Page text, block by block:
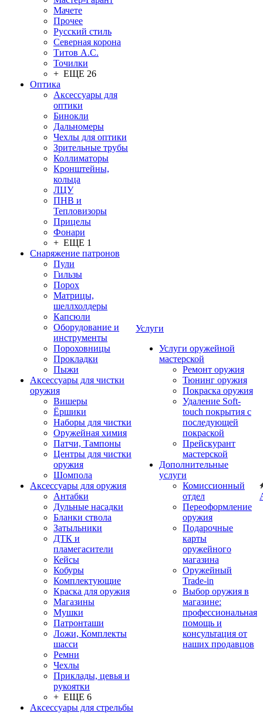
Мачете
Прочее
Русский стиль
Северная корона
Титов А.С.
Точилки
+ ЕЩЕ 26
Оптика
Аксессуары для
оптики
Бинокли
Дальномеры
Чехлы для оптики
Зрительные трубы
Коллиматоры
Кронштейны,
кольца
ЛЦУ
ПНВ и
Тепловизоры
Прицелы
Фонари
+ ЕЩЕ 1
Снаряжение патронов
Пули
Гильзы
Порох
Матрицы,
шеллхолдеры
Капсюли
Оборудование и
инструменты
Пороховницы
Прокладки
Пыжи
Аксессуары для чистки
оружия
Вишеры
Ёршики
Наборы для чистки
Оружейная химия
Патчи, Тампоны
Центры для чистки
оружия
Шомпола
Аксессуары для оружия
Антабки
Дульные насадки
Бланки ствола
Затыльники
ДТК и
пламегасители
Кейсы
Кобуры
Комплектующие
Краска для оружия
Магазины
Мушки
Патронташи
Ложи, Комплекты
шасси
Ремни
Чехлы
Приклады, цевья и
рукоятки
+ ЕЩЕ 6
Аксессуары для стрельбы
Услуги
Услуги оружейной
мастерской
Ремонт оружия
Тюнинг оружия
Покраска оружия
Удаление Soft-
touch покрытия с
последующей
покраской
Прейскурант
мастерской
Дополнительные
услуги
Комиссионный
отдел
Переоформление
оружия
Подарочные
карты
оружейного
магазина
Оружейный
Trade-in
Выбор оружия в
магазине:
профессиональная
помощь и
консультация от
наших продавцов